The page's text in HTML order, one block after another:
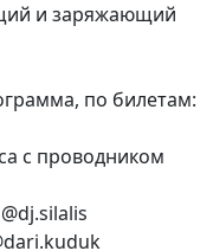
и заряжающий
по билетам:
с проводником